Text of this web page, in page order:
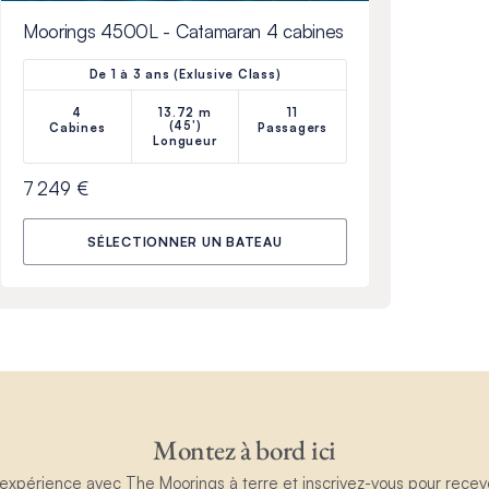
Moorings 4500L - Catamaran 4 cabines
De 1 à 3 ans (Exlusive Class)
4
Cabines
13.72 m
(45')
Longueur
11
Passagers
7 249 €
SÉLECTIONNER UN BATEAU
Montez à bord ici
avec The Moorings à terre et inscrivez-vous pour